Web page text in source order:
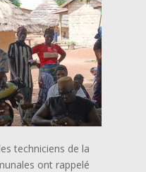
techniciens de la
ont rappelé